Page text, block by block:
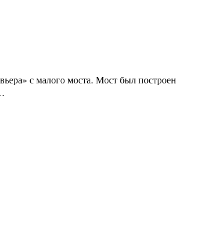
с малого моста. Мост был построен